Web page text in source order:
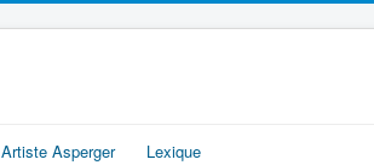
Artiste Asperger Lexique